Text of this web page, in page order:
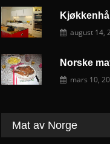
august 14,
mars 10,
Mat av Norge